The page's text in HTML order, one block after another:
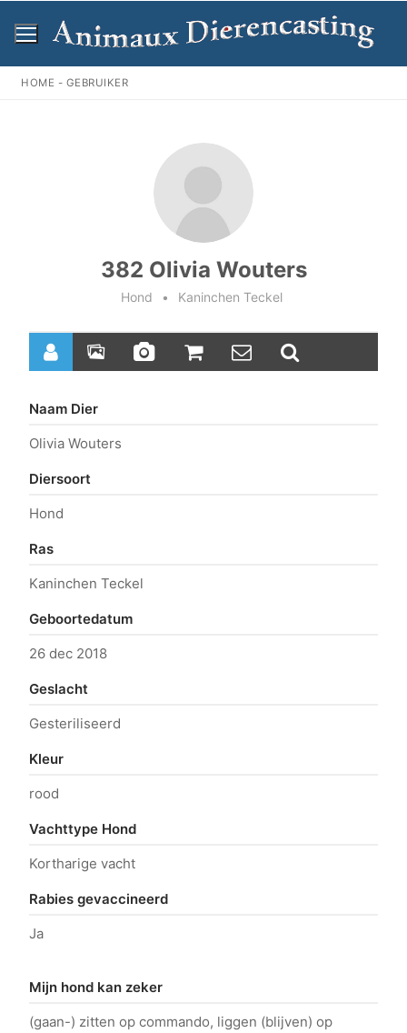
naar
inhoud
HOME - GEBRUIKER
382 Olivia Wouters
Hond • Kaninchen Teckel
Naam Dier
Olivia Wouters
Diersoort
Hond
Ras
Kaninchen Teckel
Geboortedatum
26 dec 2018
Geslacht
Gesteriliseerd
Kleur
rood
Vachttype Hond
Kortharige vacht
Rabies gevaccineerd
Ja
Mijn hond kan zeker
(gaan-) zitten op commando, liggen (blijven) op